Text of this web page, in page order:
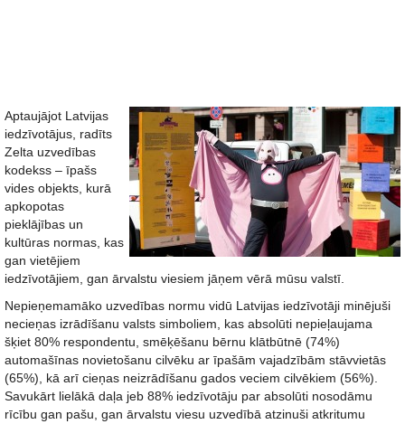
Aptaujājot Latvijas
iedzīvotājus, radīts
Zelta uzvedības
kodekss – īpašs
vides objekts, kurā
apkopotas
pieklājības un
kultūras normas, kas
gan vietējiem
iedzīvotājiem, gan ārvalstu viesiem jāņem vērā mūsu valstī.
Nepieņemamāko uzvedības normu vidū Latvijas iedzīvotāji minējuši
necieņas izrādīšanu valsts simboliem, kas absolūti nepieļaujama
šķiet 80% respondentu, smēķēšanu bērnu klātbūtnē (74%)
automašīnas novietošanu cilvēku ar īpašām vajadzībām stāvvietās
(65%), kā arī cieņas neizrādīšanu gados veciem cilvēkiem (56%).
Savukārt lielākā daļa jeb 88% iedzīvotāju par absolūti nosodāmu
rīcību gan pašu, gan ārvalstu viesu uzvedībā atzinuši atkritumu